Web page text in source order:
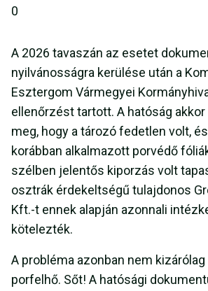
0
A 2026 tavaszán az esetet
nyilvánosságra kerülése után a
Esztergom Vármegyei
ellenőrzést tartott. A hatóság
meg, hogy a tározó fedetlen volt,
korábban alkalmazott porvédő
szélben jelentős kiporzás volt
osztrák érdekeltségű tulajdonos
Kft.-t ennek alapján azonnali
kötelezték.
A probléma azonban nem
porfelhő. Sőt! A hatósági